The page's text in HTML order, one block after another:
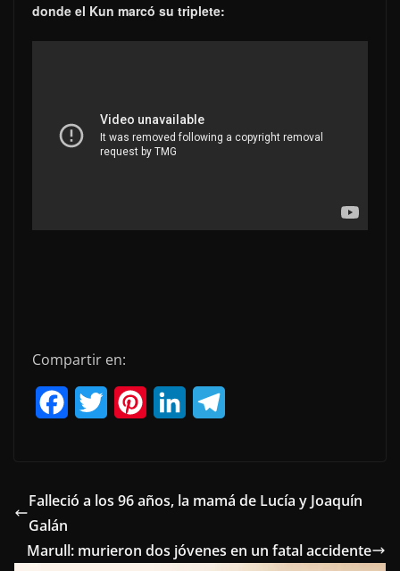
donde el Kun marcó su triplete:
Compartir en:
e
o
t
e
t
r
k
d
e
r
Falleció a los 96 años, la mamá de Lucía y Joaquín
Galán
Marull: murieron dos jóvenes en un fatal accidente